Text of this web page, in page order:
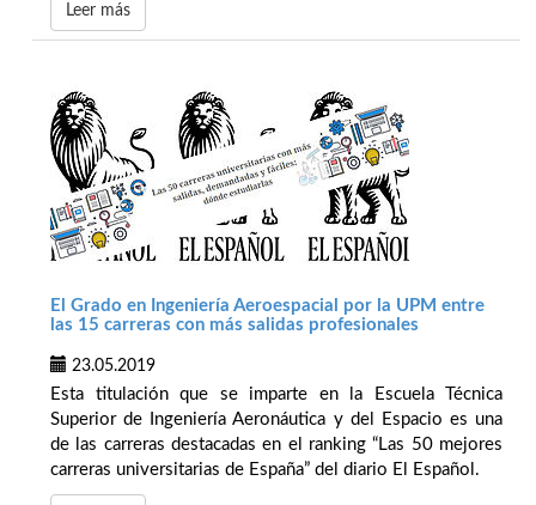
Leer más
El Grado en Ingeniería Aeroespacial por la UPM entre
las 15 carreras con más salidas profesionales
23.05.2019
Esta titulación que se imparte en la Escuela Técnica
Superior de Ingeniería Aeronáutica y del Espacio es una
de las carreras destacadas en el ranking “Las 50 mejores
carreras universitarias de España” del diario El Español.